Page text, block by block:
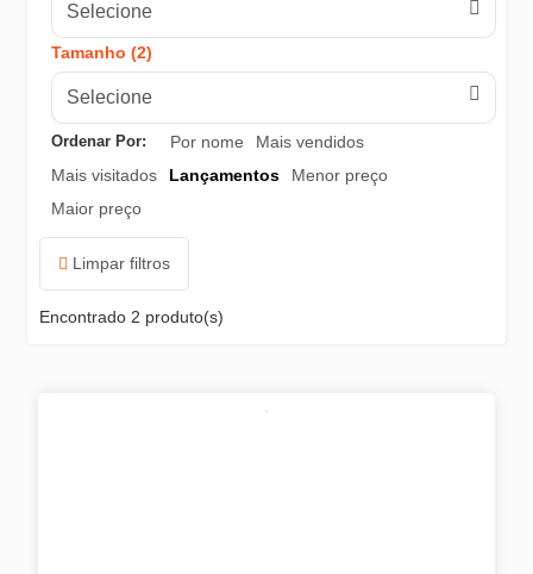
NORISK
Race Tech
X11
Ebf
Selecione
Tamanho (2)
Selecione
Ordenar Por: Por nome
Mais vendidos
Mais visitados
Lançamentos
Menor preço
Maior preço
Limpar filtros
Encontrado 2 produto(s)